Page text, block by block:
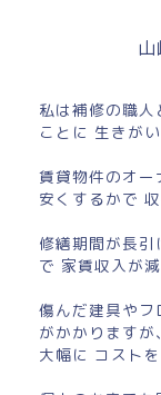
山
私は補修の職
ことに 生きが
賃貸物件のオー
安くするかで
修繕期間が長
で 家賃収入が
傷んだ建具やフ
がかかります
大幅に コスト